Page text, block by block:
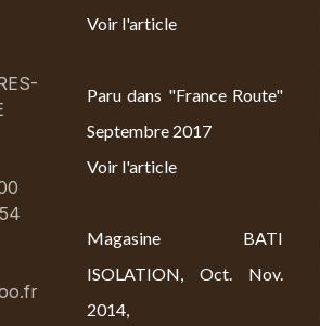
Voir l'article
Paru dans "France Route"
Septembre 2017
Voir l'article
Magasine BATI
ISOLATION, Oct. Nov.
2014,